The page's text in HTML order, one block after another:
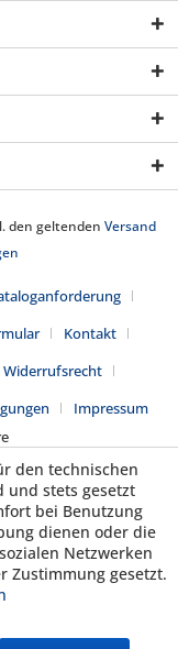
den geltenden Versand
Kontakt
Widerrufsrecht
Impressum
den technischen
und stets gesetzt
bei Benutzung
dienen oder die
Netzwerken
Zustimmung gesetzt.